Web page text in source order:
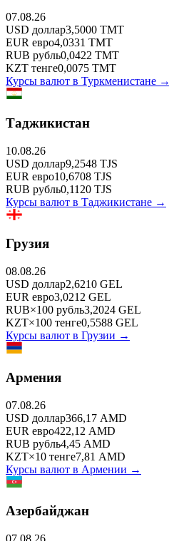
07.08.26
USD доллар3,5000 TMT
EUR евро4,0331 TMT
RUB рубль0,0422 TMT
KZT тенге0,0075 TMT
Курсы валют в Туркменистане →
Таджикистан
10.08.26
USD доллар9,2548 TJS
EUR евро10,6708 TJS
RUB рубль0,1120 TJS
Курсы валют в Таджикистане →
Грузия
08.08.26
USD доллар2,6210 GEL
EUR евро3,0212 GEL
RUB×100 рубль3,2024 GEL
KZT×100 тенге0,5588 GEL
Курсы валют в Грузии →
Армения
07.08.26
USD доллар366,17 AMD
EUR евро422,12 AMD
RUB рубль4,45 AMD
KZT×10 тенге7,81 AMD
Курсы валют в Армении →
Азербайджан
07.08.26